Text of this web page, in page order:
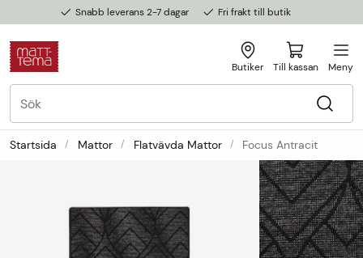
Snabb leverans 2-7 dagar Fri frakt till butik
Butiker Till kassan Meny
Startsida Mattor Flatvävda Mattor Focus Antracit